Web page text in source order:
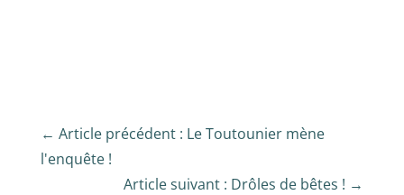
← Article précédent : Le Toutounier mène
l'enquête !
Article suivant : Drôles de bêtes ! →